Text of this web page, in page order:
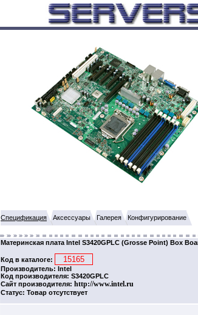
Спецификация Аксессуары Галерея Конфигурирование
Материнская плата Intel S3420GPLC (Grosse Point) Box
Код в каталоге:
Производитель: Intel
Код производителя: S3420GPLC
Сайт производителя: http://www.intel.ru
Статус: Товар отсутствует